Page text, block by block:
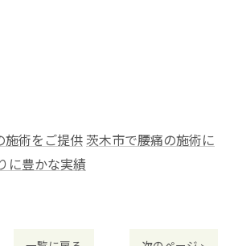
施術をご提供茨木市で腰痛の施術に
に豊かな実績